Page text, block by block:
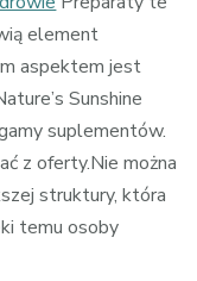
element
aspektem jest
Sunshine
suplementów.
z oferty.Nie można
struktury, która
temu osoby